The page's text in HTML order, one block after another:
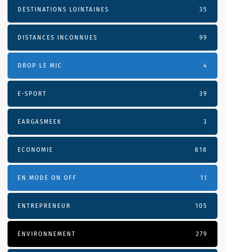
DESTINATIONS LOINTAINES 35
DISTANCES INCONNUES 99
DROP LE MIC 4
E-SPORT 39
EARGASMEEK 3
ECONOMIE 818
EN MODE ON OFF 11
ENTREPRENEUR 105
ENVIRONNEMENT 279